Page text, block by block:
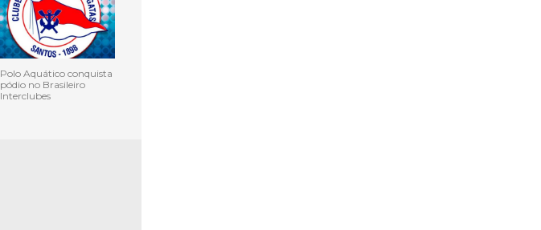
Polo Aquático conquista
pódio no Brasileiro
Interclubes